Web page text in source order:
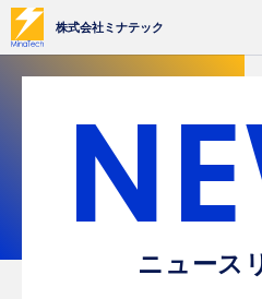
株式会社ミナテック
ニュース